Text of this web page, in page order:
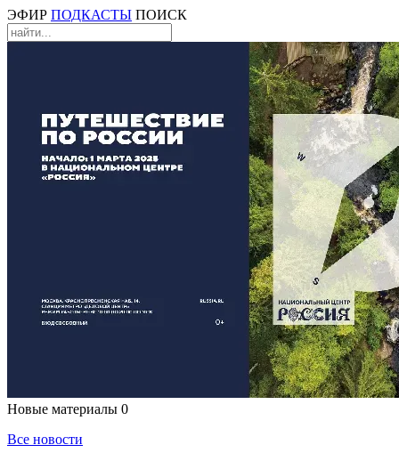
ЭФИР ПОДКАСТЫ ПОИСК
Новые материалы 0
Все новости